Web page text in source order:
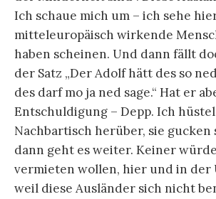
Ich schaue mich um – ich sehe
mitteleuropäisch wirkende
haben scheinen. Und dann fällt
der Satz „Der Adolf hätt des so
des darf mo ja ned sage.“ Hat er
Entschuldigung – Depp. Ich
Nachbartisch herüber, sie gucken
dann geht es weiter. Keiner
vermieten wollen, hier und in der
weil diese Ausländer sich nicht